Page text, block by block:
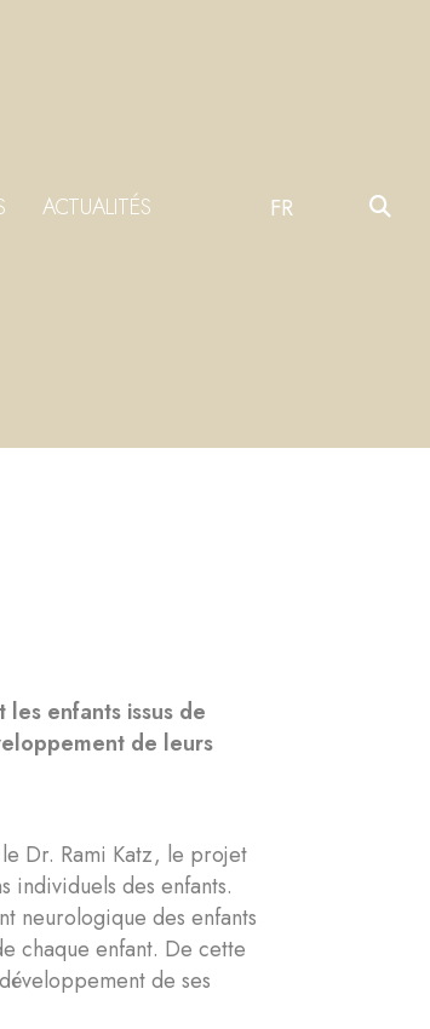
ACTUALITÉS FR
enfants issus de
de leurs
Dr. Rami Katz, le projet
individuels des enfants.
neurologique des enfants
chaque enfant. De cette
de ses